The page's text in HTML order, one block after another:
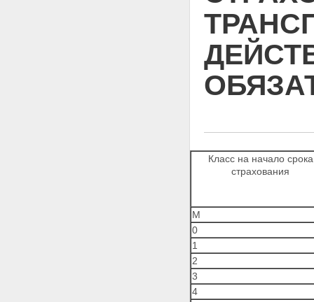
Класс на начало срока
страхования
М
0
1
2
3
4